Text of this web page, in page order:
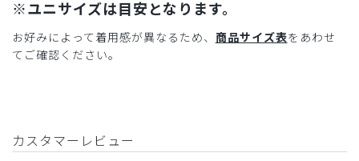
※ユニサイズは目安となります。
お好みによって着用感が異なるため、 商品サイズ表をあわせ
てご確認ください。
カスタマーレビュー